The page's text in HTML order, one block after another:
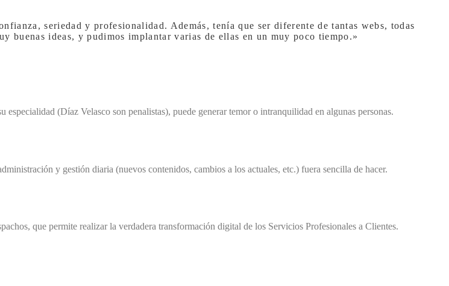
seriedad y profesionalidad. Además, tenía que ser diferente de tantas webs, todas
buenas ideas, y pudimos implantar varias de ellas en un muy poco tiempo.»
(Díaz Velasco son penalistas), puede generar temor o intranquilidad en algunas personas.
y gestión diaria (nuevos contenidos, cambios a los actuales, etc.) fuera sencilla de hacer.
que permite realizar la verdadera transformación digital de los Servicios Profesionales a Clientes.